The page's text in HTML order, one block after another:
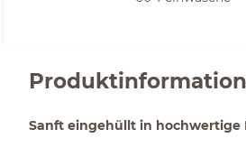
Sanft eingehüllt in hochwertige